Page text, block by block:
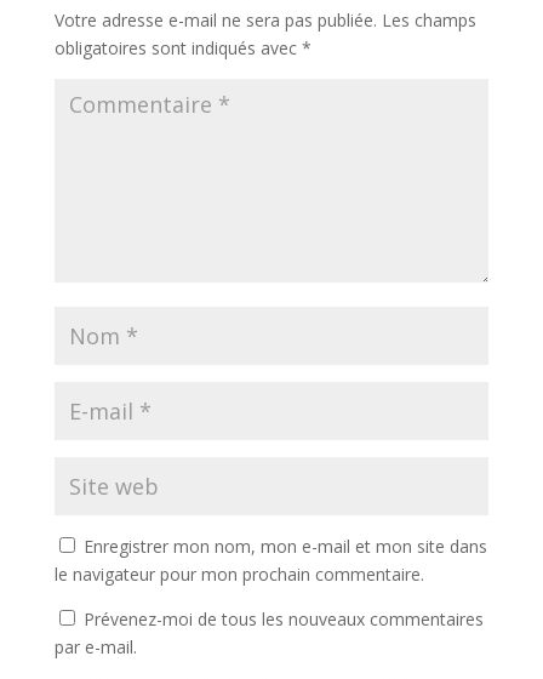
Votre adresse e-mail ne sera pas publiée. Les champs
obligatoires sont indiqués avec *
Enregistrer mon nom, mon e-mail et mon site dans
le navigateur pour mon prochain commentaire.
Prévenez-moi de tous les nouveaux commentaires
par e-mail.